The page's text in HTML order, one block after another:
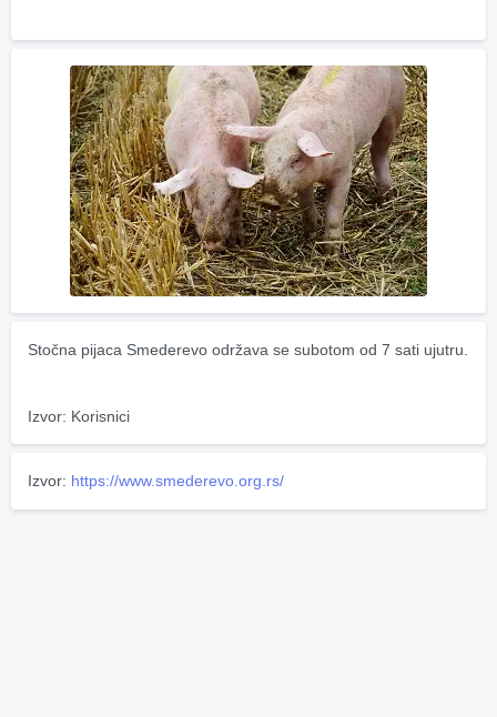
Stočna pijaca Smederevo održava se subotom od 7 sati ujutru.
Izvor: Korisnici
Izvor: https://www.smederevo.org.rs/